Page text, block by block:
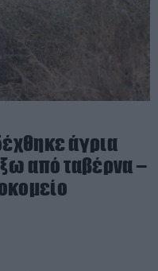
άγρια
από ταβέρνα –